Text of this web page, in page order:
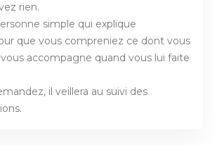
rien.
simple qui explique
que vous compreniez ce dont vous
accompagne quand vous lui faite
il veillera au suivi des